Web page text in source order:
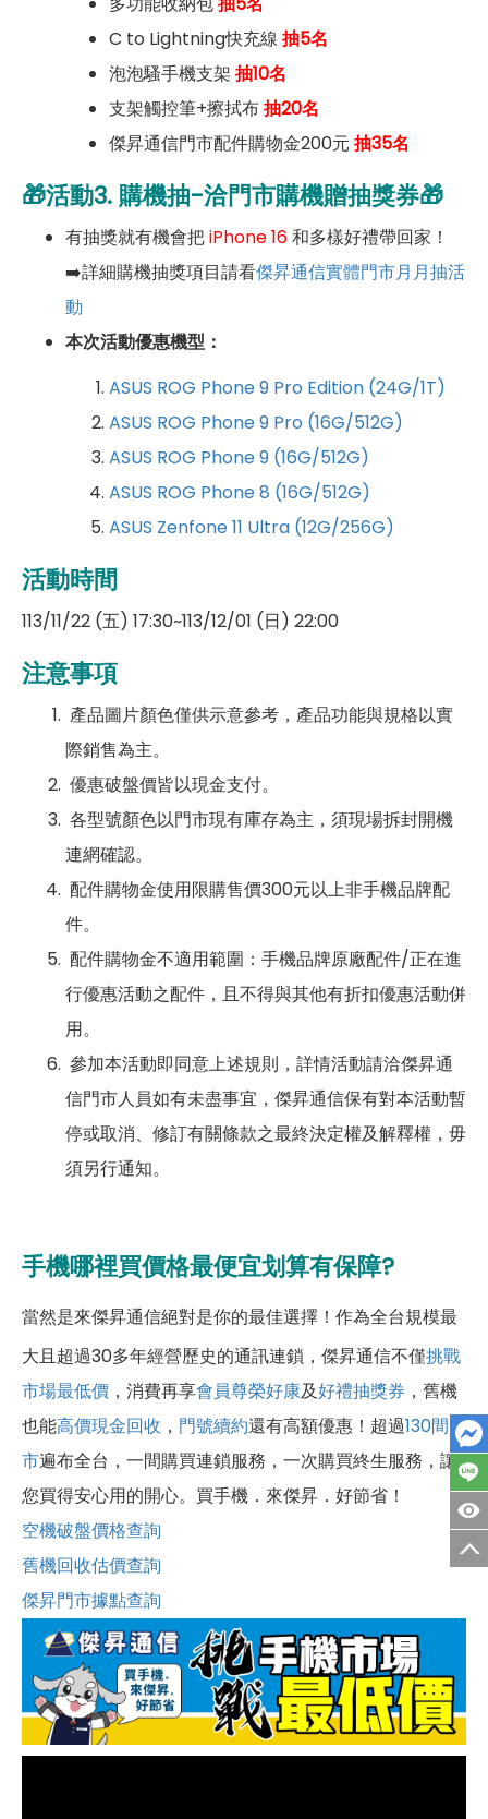
C to Lightning快充線抽5名
泡泡騷手機支架 抽10名
支架觸控筆+擦拭布抽20名
傑昇通信門市配件購物金200元 抽35名
🎁活動3. 購機抽-洽門市購機贈抽獎券🎁
有抽獎就有機會把iPhone 16和多樣好禮帶回家！
➡️詳細購機抽獎項目請看傑昇通信實體門市月月抽活
動
本次活動優惠機型：
ASUS ROG Phone 9 Pro Edition (24G/1T)
ASUS ROG Phone 9 Pro (16G/512G)
ASUS ROG Phone 9 (16G/512G)
ASUS ROG Phone 8 (16G/512G)
ASUS Zenfone 11 Ultra (12G/256G)
活動時間
113/11/22 (五) 17:30~113/12/01 (日) 22:00
注意事項
產品圖片顏色僅供示意參考，產品功能與規格以實
際銷售為主。
優惠破盤價皆以現金支付。
各型號顏色以門市現有庫存為主，須現場拆封開機
連網確認。
配件購物金使用限購售價300元以上非手機品牌配
件。
配件購物金不適用範圍：手機品牌原廠配件/正在進
行優惠活動之配件，且不得與其他有折扣優惠活動併
用。
參加本活動即同意上述規則，詳情活動請洽傑昇通
信門市人員如有未盡事宜，傑昇通信保有對本活動暫
停或取消、修訂有關條款之最終決定權及解釋權，毋
須另行通知。
手機哪裡買價格最便宜划算有保障?
當然是來傑昇通信絕對是你的最佳選擇！作為全台規模最
大且超過30多年經營歷史的通訊連鎖，傑昇通信不僅挑戰
市場最低價 ，消費再享會員尊榮好康及好禮抽獎券 ，舊機
也能高價現金回收 ， 門號續約還有高額優惠！超過130間門
市遍布全台，一間購買連鎖服務，一次購買終生服務，讓
您買得安心用的開心。買手機．來傑昇．好節省！
空機破盤價格查詢
舊機回收估價查詢
傑昇門市據點查詢